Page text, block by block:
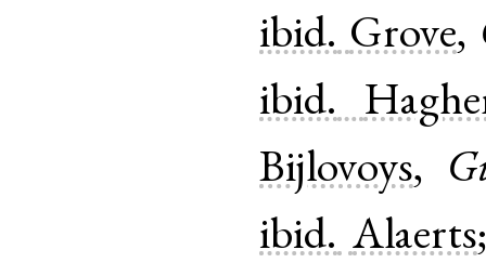
ibid. Grove,
ibid.
Bijlovoys,
ibid. Alaerts